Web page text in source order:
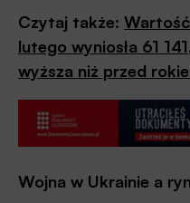
Czytaj także:
lutego wyniosła 61
wyższa niż przed
Wojna w Ukrainie a